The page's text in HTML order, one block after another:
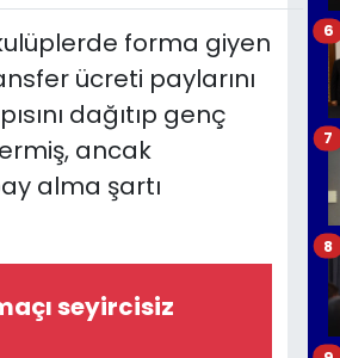
forma giyen
ücreti paylarını
dağıtıp genç
ancak
alma şartı
seyircisiz
6
7
8